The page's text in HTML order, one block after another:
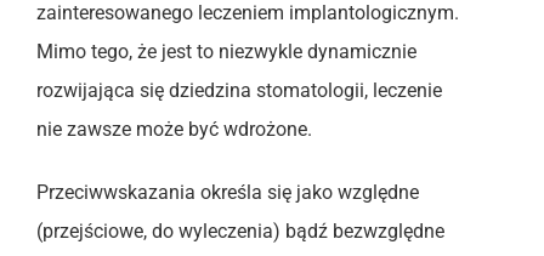
zainteresowanego leczeniem implantologicznym.
Mimo tego, że jest to niezwykle dynamicznie
rozwijająca się dziedzina stomatologii, leczenie
nie zawsze może być wdrożone.
Przeciwwskazania określa się jako względne
(przejściowe, do wyleczenia) bądź bezwzględne